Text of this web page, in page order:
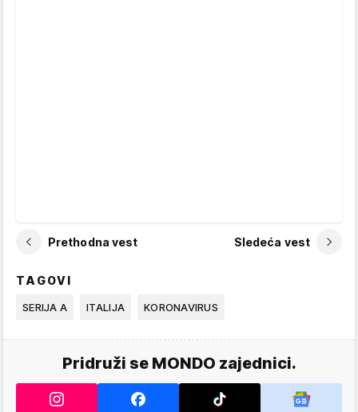
Prethodna vest Sledeća vest
TAGOVI
SERIJA A ITALIJA KORONAVIRUS
Pridruži se MONDO zajednici.